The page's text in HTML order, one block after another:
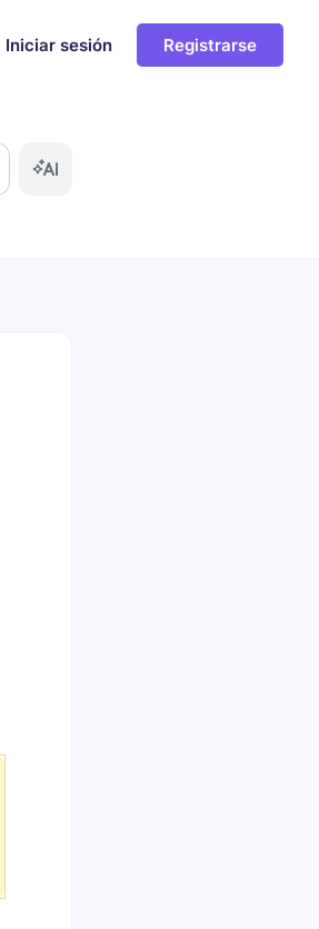
Iniciar sesión Registrarse